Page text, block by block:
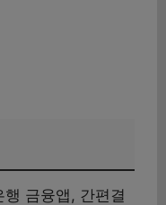
금융앱, 간편결